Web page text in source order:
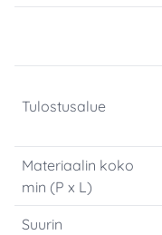
Tulostusalue
Materiaalin koko
min (P x L)
Suurin